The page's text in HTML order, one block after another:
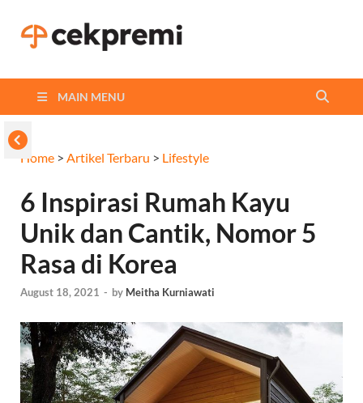
MAIN MENU
Home > Artikel Terbaru > Lifestyle
6 Inspirasi Rumah Kayu
Unik dan Cantik, Nomor 5
Rasa di Korea
August 18, 2021 - by Meitha Kurniawati